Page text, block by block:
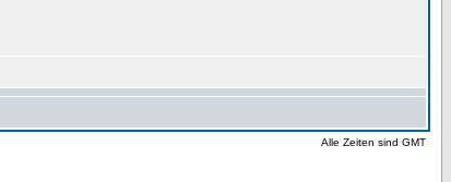
Alle Zeiten sind GMT